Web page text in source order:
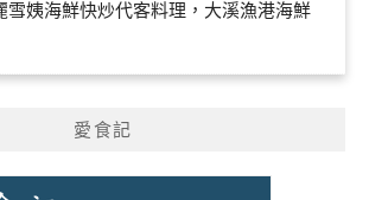
雪姨海鮮快炒代客料理，大溪漁港海鮮
愛食記